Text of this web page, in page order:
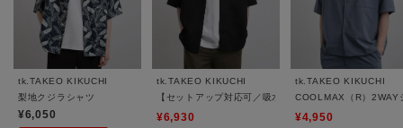
tk.TAKEO KIKUCHI
梨地クジラシャツ
¥6,050
tk.TAKEO KIKUCHI
【セットアップ対応可／吸水速乾】セオα（R）開襟シャ
¥6,930
tk.TAKEO KIKUCHI
COOLMAX（R）2WAY
¥4,950